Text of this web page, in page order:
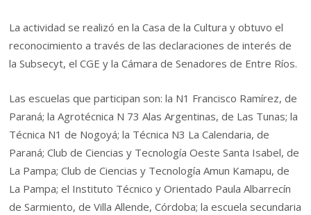
La actividad se realizó en la Casa de la Cultura y obtuvo el
reconocimiento a través de las declaraciones de interés de
la Subsecyt, el CGE y la Cámara de Senadores de Entre Ríos.
Las escuelas que participan son: la N1 Francisco Ramírez, de
Paraná; la Agrotécnica N 73 Alas Argentinas, de Las Tunas; la
Técnica N1 de Nogoyá; la Técnica N3 La Calendaria, de
Paraná; Club de Ciencias y Tecnología Oeste Santa Isabel, de
La Pampa; Club de Ciencias y Tecnología Amun Kamapu, de
La Pampa; el Instituto Técnico y Orientado Paula Albarrecín
de Sarmiento, de Villa Allende, Córdoba; la escuela secundaria